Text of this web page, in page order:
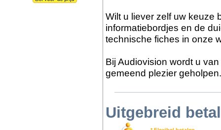
Wilt u liever zelf uw keuze
informatiebordjes en de
technische fiches in onze
Bij Audiovision wordt u
gemeend plezier geholpen.
Uitgebreid